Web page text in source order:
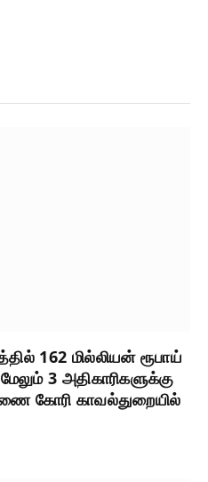
162 மில்லியன் ரூபாய்
3 அதிகாரிகளுக்கு
கோரி காவல்துறையில்